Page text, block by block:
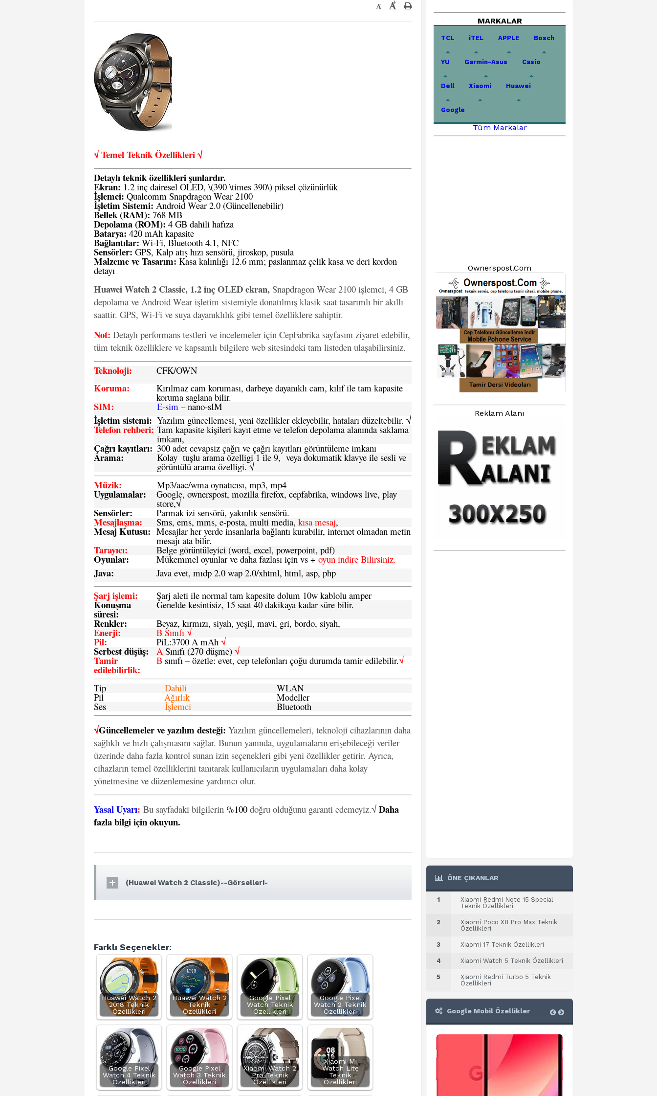
- +
√ Temel Teknik Özellikleri √
Detaylı teknik özellikleri şunlardır.
Ekran: 1.2 inç dairesel OLED, \(390 \times 390\) piksel çözünürlük
İşlemci: Qualcomm Snapdragon Wear 2100
İşletim Sistemi: Android Wear 2.0 (Güncellenebilir)
Bellek (RAM): 768 MB
Depolama (ROM): 4 GB dahili hafıza
Batarya: 420 mAh kapasite
Bağlantılar: Wi-Fi, Bluetooth 4.1, NFC
Sensörler: GPS, Kalp atış hızı sensörü, jiroskop, pusula
Malzeme ve Tasarım: Kasa kalınlığı 12.6 mm; paslanmaz çelik kasa ve deri kordon
detayı
Huawei Watch 2 Classic, 1.2 inç OLED ekran, Snapdragon Wear 2100 işlemci, 4 GB
depolama ve Android Wear işletim sistemiyle donatılmış klasik saat tasarımlı bir akıllı
saattir. GPS, Wi-Fi ve suya dayanıklılık gibi temel özelliklere sahiptir.
Not: Detaylı performans testleri ve incelemeler için CepFabrika sayfasını ziyaret edebilir,
tüm teknik özelliklere ve kapsamlı bilgilere web sitesindeki tam listeden ulaşabilirsiniz.
Teknoloji: CFK/OWN
Koruma: Kırılmaz cam koruması, darbeye dayanıklı cam, kılıf ile tam kapasite
koruma saglana bilir.
SIM: E-sim – nano-sIM
İşletim sistemi: Yazılım güncellemesi, yeni özellikler ekleyebilir, hataları düzeltebilir. √
Telefon rehberi: Tam kapasite kişileri kayıt etme ve telefon depolama alanında saklama
imkanı,
Çağrı kayıtları: 300 adet cevapsiz çağrı ve çağrı kayıtları görüntüleme imkanı
Arama: Kolay tuşlu arama özelligi 1 ile 9, veya dokumatik klavye ile sesli ve
görüntülü arama özelligi. √
Müzik: Mp3/aac/wma oynatıcısı, mp3, mp4
Uygulamalar: Google, ownerspost, mozilla firefox, cepfabrika, windows live, play
store,√
Sensörler: Parmak izi sensörü, yakınlık sensörü.
Mesajlaşma: Sms, ems, mms, e-posta, multi media, kısa mesaj,
Mesaj Kutusu: Mesajlar her yerde insanlarla bağlantı kurabilir, internet olmadan metin
mesajı ata bilir.
Tarayıcı: Belge görüntüleyici (word, excel, powerpoint, pdf)
Oyunlar: Mükemmel oyunlar ve daha fazlası için vs +oyun indire Bilirsiniz.
Java: Java evet, mıdp 2.0 wap 2.0/xhtml, html, asp, php
Şarj işlemi: Şarj aleti ile normal tam kapesite dolum 10w kablolu amper
Konuşma
süresi:
Genelde kesintisiz, 15 saat 40 dakikaya kadar süre bilir.
Renkler: Beyaz, kırmızı, siyah, yeşil, mavi, gri, bordo, siyah,
Enerji: B Sınıfı √
Pil: PiL:3700 A mAh √
Serbest düşüş: ASınıfı (270 düşme) √
Tamir
edilebilirlik:
B sınıfı – özetle: evet, cep telefonları çoğu durumda tamir edilebilir.√
Tip Dahili WLAN
Pil Ağırlık Modeller
Ses İşlemci Bluetooth
√Güncellemeler ve yazılım desteği: Yazılım güncellemeleri, teknoloji cihazlarının daha
sağlıklı ve hızlı çalışmasını sağlar. Bunun yanında, uygulamaların erişebileceği veriler
üzerinde daha fazla kontrol sunan izin seçenekleri gibi yeni özellikler getirir. Ayrıca,
cihazların temel özelliklerini tanıtarak kullanıcıların uygulamaları daha kolay
yönetmesine ve düzenlemesine yardımcı olur.
Yasal Uyarı: Bu sayfadaki bilgilerin %100 doğru olduğunu garanti edemeyiz.√ Daha
fazla bilgi için okuyun.
(Huawei Watch 2 Classic)--Görselleri-
Farklı Seçenekler:
Huawei Watch 2
2018 Teknik
Özellikleri
Huawei Watch 2
Teknik
Özellikleri
Google Pixel
Watch Teknik
Özellikleri
Google Pixel
Watch 2 Teknik
Özellikleri
Google Pixel
Watch 4 Teknik
Özellikleri
Google Pixel
Watch 3 Teknik
Özellikleri
Xiaomi Watch 2
Pro Teknik
Özellikleri
Xiaomi Mi
Watch Lite
Teknik
Özellikleri
MARKALAR
TCL iTEL APPLE Bosch
YU Garmin-Asus Casio
Dell Xiaomi Huawei
Google
Tüm Markalar
Ownerspost.Com
Reklam Alanı
ÖNE ÇIKANLAR
1
Xiaomi Redmi Note 15 Special
Teknik Özellikleri
2
Xiaomi Poco X8 Pro Max Teknik
Özellikleri
3 Xiaomi 17 Teknik Özellikleri
4 Xiaomi Watch 5 Teknik Özellikleri
5
Xiaomi Redmi Turbo 5 Teknik
Özellikleri
Google Mobil Özellikler